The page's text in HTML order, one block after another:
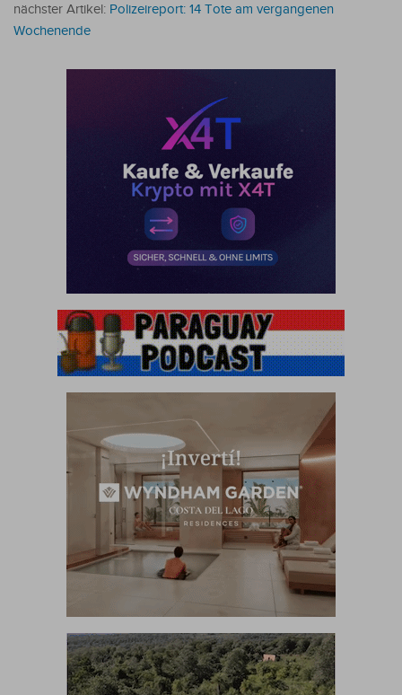
nächster Artikel: Polizeireport: 14 Tote am vergangenen
Wochenende